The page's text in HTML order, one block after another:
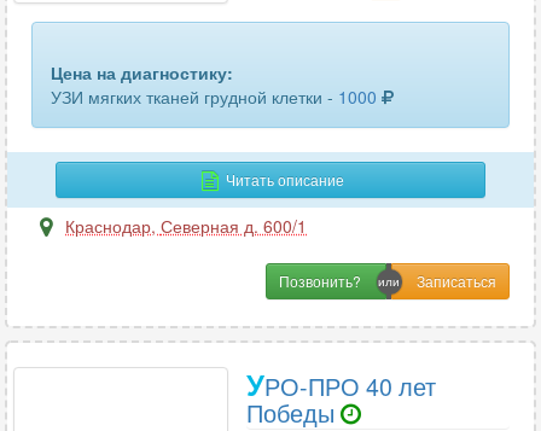
селезенки
сердца и сосудов 28
сосудов верхних конечностей
7
сосудов нижних конечностей 4
Цена на диагностику:
УЗИ мягких тканей грудной клетки - 1000
Читать описание
Краснодар, Северная д. 600/1
Позвонить?
УРО-ПРО 40 лет
Победы